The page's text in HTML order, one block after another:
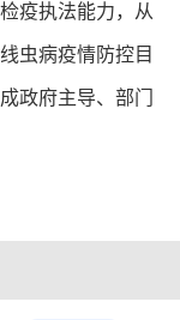
疫执法能力，从
虫病疫情防控目
政府主导、部门